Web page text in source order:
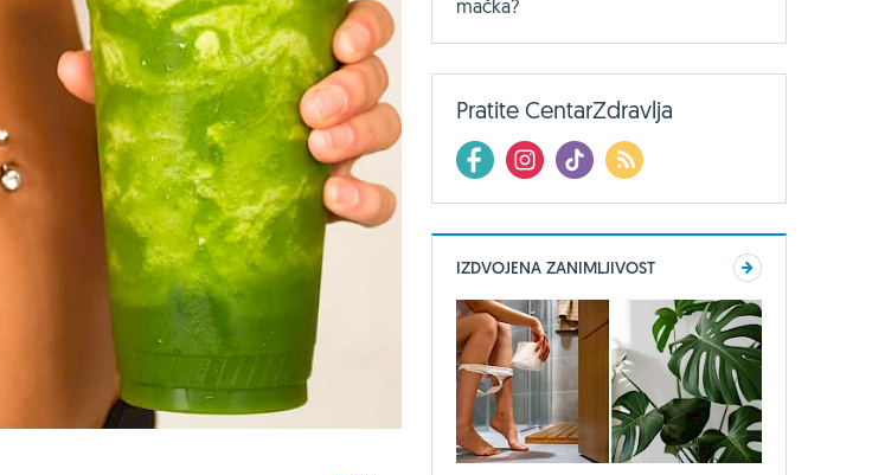
mačka?
Pratite CentarZdravlja
IZDVOJENA ZANIMLJIVOST